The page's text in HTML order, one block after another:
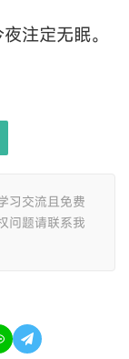
注定无眠。
习交流且免费
问题请联系我